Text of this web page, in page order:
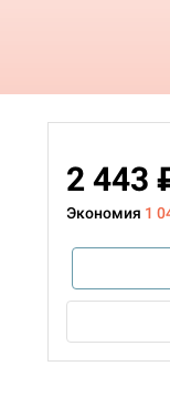
2 443
Экономия 1